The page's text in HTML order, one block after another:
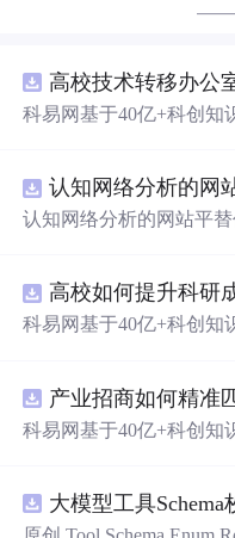
——
科易网基于40亿+科创知
新领域的AI+数智化解决
智能化发展。
认知网络分析的网站平替
高校如何提升科研
科易网基于40亿+科创知
新领域的AI+数智化解决
智能化发展。
科易网基于40亿+科创知
新领域的AI+数智化解决
智能化发展。